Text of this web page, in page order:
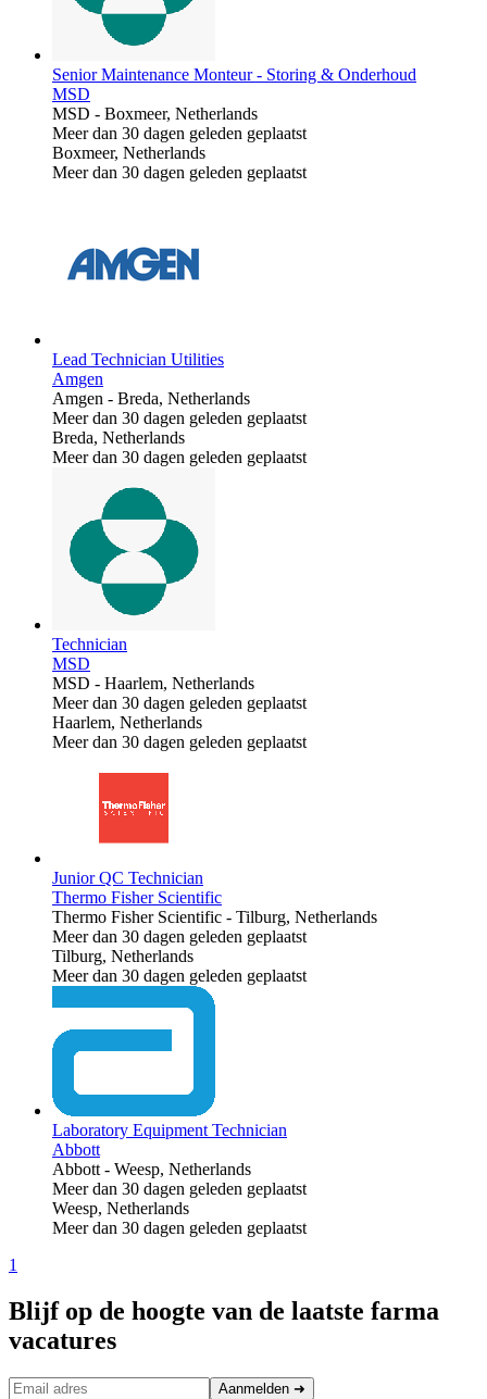
Senior Maintenance Monteur - Storing & Onderhoud
MSD
MSD - Boxmeer, Netherlands
Meer dan 30 dagen geleden geplaatst
Boxmeer, Netherlands
Meer dan 30 dagen geleden geplaatst
Lead Technician Utilities
Amgen
Amgen - Breda, Netherlands
Meer dan 30 dagen geleden geplaatst
Breda, Netherlands
Meer dan 30 dagen geleden geplaatst
Technician
MSD
MSD - Haarlem, Netherlands
Meer dan 30 dagen geleden geplaatst
Haarlem, Netherlands
Meer dan 30 dagen geleden geplaatst
Junior QC Technician
Thermo Fisher Scientific
Thermo Fisher Scientific - Tilburg, Netherlands
Meer dan 30 dagen geleden geplaatst
Tilburg, Netherlands
Meer dan 30 dagen geleden geplaatst
Laboratory Equipment Technician
Abbott
Abbott- Weesp, Netherlands
Meer dan 30 dagen geleden geplaatst
Weesp, Netherlands
Meer dan 30 dagen geleden geplaatst
1
Blijf op de hoogte van de laatste farma
vacatures
Aanmelden ➜